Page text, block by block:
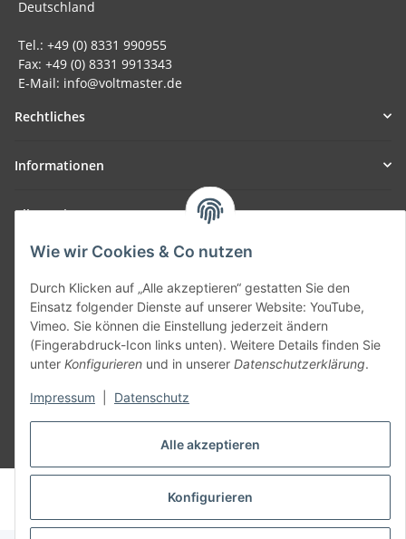
Alle akzeptieren
Konfigurieren
Wie wir Cookies & Co nutzen
Durch Klicken auf „Alle akzeptieren“ gestatten Sie den
Einsatz folgender Dienste auf unserer Website: YouTube,
Vimeo. Sie können die Einstellung jederzeit ändern
(Fingerabdruck-Icon links unten). Weitere Details finden Sie
unter Konfigurieren und in unserer Datenschutzerklärung.
Impressum Datenschutz
Deutschland
Tel.: +49 (0) 8331 990955
Fax: +49 (0) 8331 9913343
E-Mail: info@voltmaster.de
Rechtliches
Informationen
Allgemein
Teil unseres Netzwerks:
SmoliTec - Safety. Simplified. Worldwide. ( B2B Shop )
Vertrag widerrufen
* Alle Preise inkl. gesetzlicher USt., zzgl.Versand
© voltmaster.de
Powered byJTL-Shop